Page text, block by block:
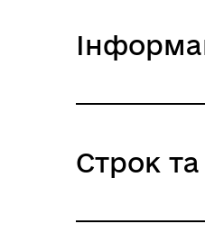
Строк